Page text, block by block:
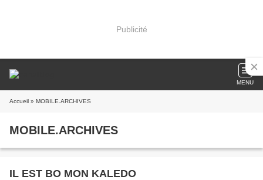
Publicité
MENU
Accueil » MOBILE.ARCHIVES
MOBILE.ARCHIVES
IL EST BO MON KALEDO